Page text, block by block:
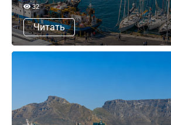
32
Читать